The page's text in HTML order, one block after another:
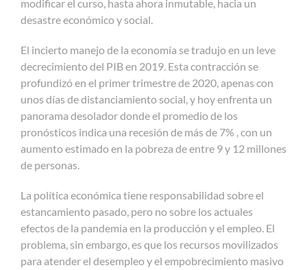
modificar el curso, hasta ahora inmutable, hacia un
desastre económico y social.
El incierto manejo de la economía se tradujo en un leve
decrecimiento del PIB en 2019. Esta contracción se
profundizó en el primer trimestre de 2020, apenas con
unos días de distanciamiento social, y hoy enfrenta un
panorama desolador donde el promedio de los
pronósticos indica una recesión de más de 7% , con un
aumento estimado en la pobreza de entre 9 y 12 millones
de personas.
La política económica tiene responsabilidad sobre el
estancamiento pasado, pero no sobre los actuales
efectos de la pandemia en la producción y el empleo. El
problema, sin embargo, es que los recursos movilizados
para atender el desempleo y el empobrecimiento masivo